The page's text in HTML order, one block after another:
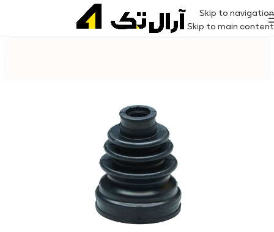
Skip to navigation
Skip to main content